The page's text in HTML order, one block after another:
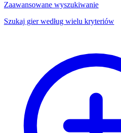
Zaawansowane wyszukiwanie
Szukaj gier według wielu kryteriów